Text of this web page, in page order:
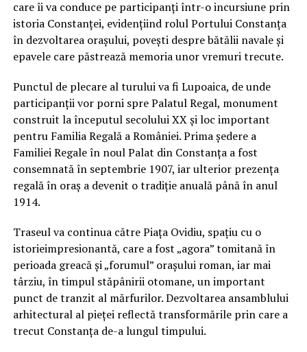
care îi va conduce pe participanți într-o incursiune prin
istoria Constanței, evidențiind rolul Portului Constanța
în dezvoltarea orașului, povești despre bătălii navale și
epavele care păstrează memoria unor vremuri trecute.
Punctul de plecare al turului va fi Lupoaica, de unde
participanții vor porni spre Palatul Regal, monument
construit la începutul secolului XX și loc important
pentru Familia Regală a României. Prima ședere a
Familiei Regale în noul Palat din Constanța a fost
consemnată în septembrie 1907, iar ulterior prezența
regală în oraș a devenit o tradiție anuală până în anul
1914.
Traseul va continua către Piața Ovidiu, spațiu cu o
istorieimpresionantă, care a fost „agora” tomitană în
perioada greacă și „forumul” orașului roman, iar mai
târziu, în timpul stăpânirii otomane, un important
punct de tranzit al mărfurilor. Dezvoltarea ansamblului
arhitectural al pieței reflectă transformările prin care a
trecut Constanța de-a lungul timpului.